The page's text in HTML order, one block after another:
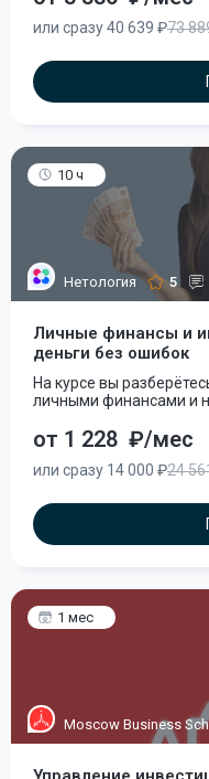
или сразу 40 639 ₽73
10 ч
Нетология 5
Личные финансы и
деньги без ошибок
На курсе вы
личными финансами и
от 1 228 ₽/мес
или сразу 14 000 ₽24
1 мес
Moscow Business